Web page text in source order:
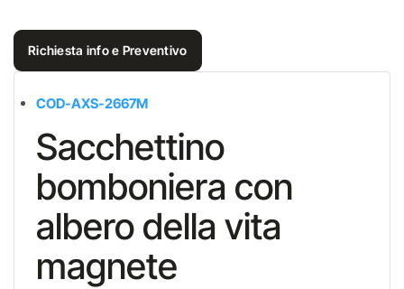
Richiesta info e Preventivo
COD-AXS-2667M
Sacchettino
bomboniera con
albero della vita
magnete